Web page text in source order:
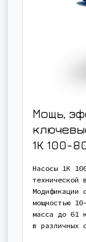
Мощь,
1К 100-
Насосы 1К
технической
мощностью
масса до 61
в различных